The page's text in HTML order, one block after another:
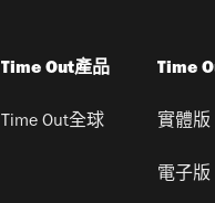
Time Out產品
Time Out全球
Time
實體版
電子版